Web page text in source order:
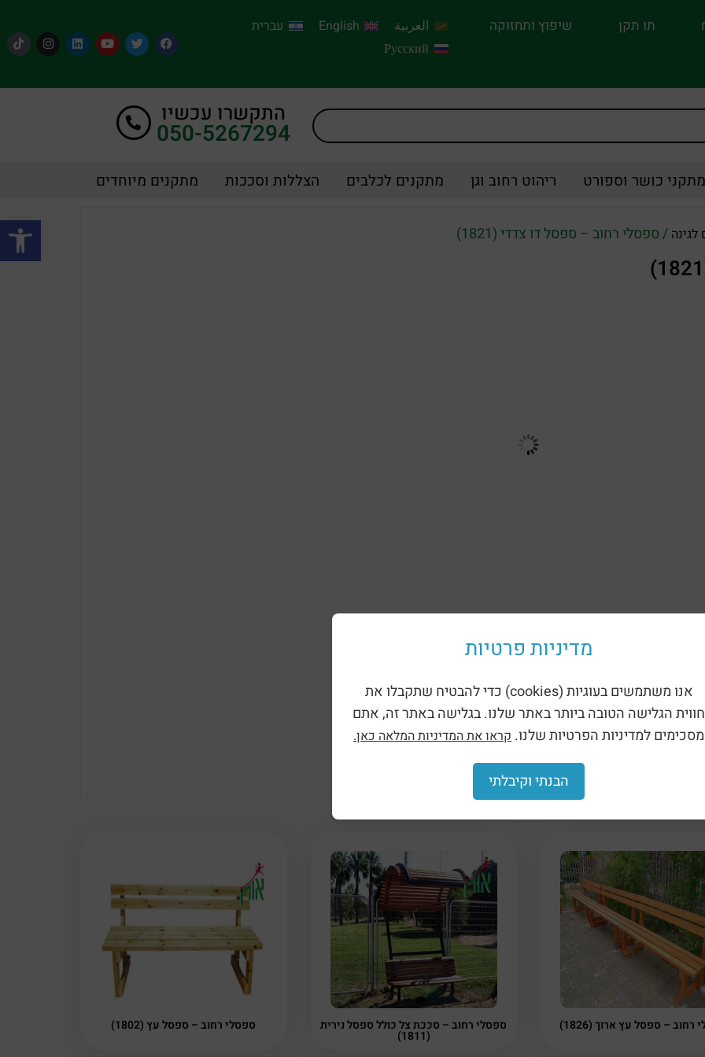
פתח
תו תקן
שיפוץ ותחזוקה
العربية English
עברית
Русский
התקשרו עכשיו
050-5267294
מתקני כושר וספורט ריהוט רחוב וגן מתקנים לכלבים הצללות וסככות מתקנים מיוחדים
/ ספסלי רחוב – ספסל דו צדדי (1821)
חזרה לקטלוג
דו צדדי (1821)
רחוב –ספסל דו צדדי – 1821:
הצדדים.
חיבור בין ספסל לספסל.
וגנים ציבוריים.
רחוב – ספסל עץ ארוך (1826) ספסלי רחוב – סככת צל כולל ספסל נירית
(1811)
ספסלי רחוב – ספסל עץ (1802)
מדיניות פרטיות
אנו משתמשים בעוגיות (cookies) כדי להבטיח שתקבלו את
חווית הגלישה הטובה ביותר באתר שלנו. בגלישה באתר זה, אתם
מסכימים למדיניות הפרטיות שלנו. קראו את המדיניות המלאה כאן.
הבנתי וקיבלתי